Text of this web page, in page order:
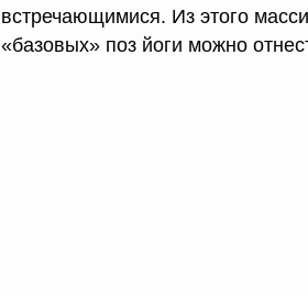
встречающимися. Из этого
«базовых» поз йоги можно